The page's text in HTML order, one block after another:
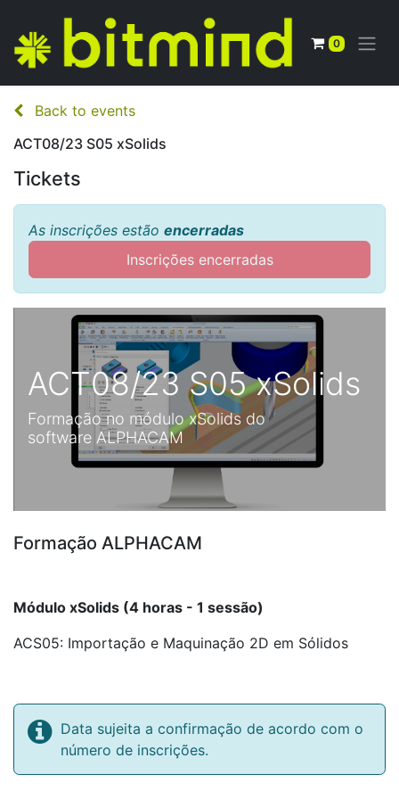
0
Back to events
ACT08/23 S05 xSolids
Tickets
As inscrições estão encerradas
Inscrições encerradas
ACT08/23 S05 xSolids
Formação no módulo xSolids do
software ALPHACAM
Formação ALPHACAM
Módulo xSolids (4 horas - 1 sessão)
ACS05: Importação e Maquinação 2D em Sólidos
Data sujeita a confirmação de acordo com o
número de inscrições.